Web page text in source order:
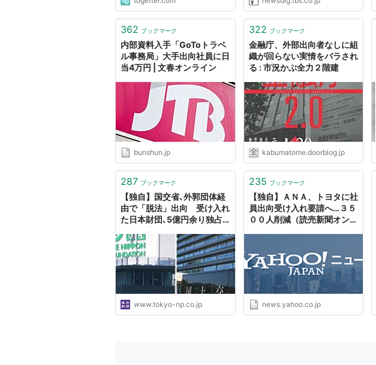
362 ブックマーク
内部資料入手「GoToトラベ
ル事務局」大手出向社員に日
当4万円 | 文春オンライン
bunshun.jp
322 ブックマーク
金融庁、外部出向者なしに組
織が回らない実情をバラされ
る : 市況かぶ全力２階建
kabumatome.doorblog.jp
287 ブックマーク
【独自】国交省､外郭団体経
由で「脱法」出向 受け入れ
た日本財団､5億円余り独占
言：東京新聞デジタル
www.tokyo-np.co.jp
235 ブックマーク
【独自】ＡＮＡ、トヨタに社
員出向受け入れ要請へ…３５
００人削減（読売新聞オンラ
news.yahoo.co.jp